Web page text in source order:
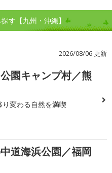
す【九州・沖縄】
2026/08/06 更新
園キャンプ村／熊
り変わる自然を満喫
道海浜公園／福岡